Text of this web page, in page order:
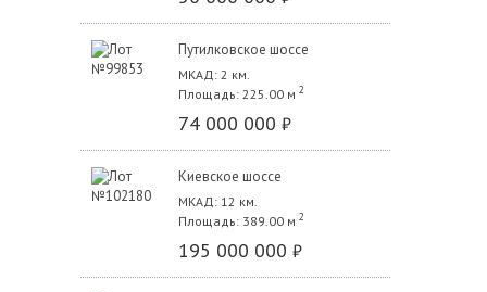
Путилковское шоссе
МКАД: 2 км.
Площадь: 225.00 м 2
74 000 000 ₽
Киевское шоссе
МКАД: 12 км.
Площадь: 389.00 м 2
195 000 000 ₽